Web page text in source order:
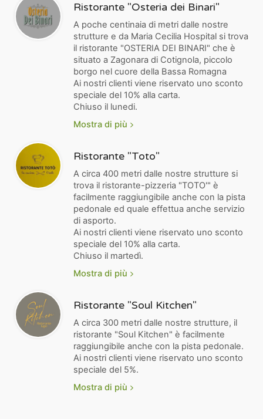
Ristorante "Osteria dei Binari"
A poche centinaia di metri dalle nostre
strutture e da Maria Cecilia Hospital si trova
il ristorante "OSTERIA DEI BINARI" che è
situato a Zagonara di Cotignola, piccolo
borgo nel cuore della Bassa Romagna
Ai nostri clienti viene riservato uno sconto
speciale del 10% alla carta.
Chiuso il lunedi.
Mostra di più
Ristorante "Toto"
A circa 400 metri dalle nostre strutture si
trova il ristorante-pizzeria "TOTO'" è
facilmente raggiungibile anche con la pista
pedonale ed quale effettua anche servizio
di asporto.
Ai nostri clienti viene riservato uno sconto
speciale del 10% alla carta.
Chiuso il martedì.
Mostra di più
Ristorante "Soul Kitchen"
A circa 300 metri dalle nostre strutture, il
ristorante "Soul Kitchen" è facilmente
raggiungibile anche con la pista pedonale.
Ai nostri clienti viene riservato uno sconto
speciale del 5%.
Mostra di più